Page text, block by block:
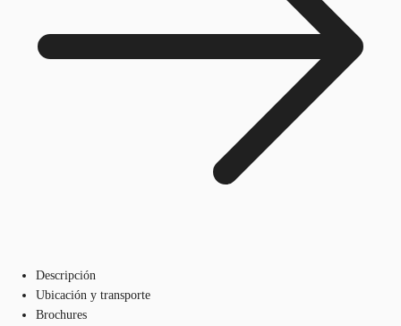
Descripción
Ubicación y transporte
Brochures